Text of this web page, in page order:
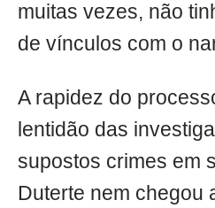
muitas vezes, não
de vínculos com o
A rapidez do
lentidão das
supostos crimes em
Duterte nem chegou